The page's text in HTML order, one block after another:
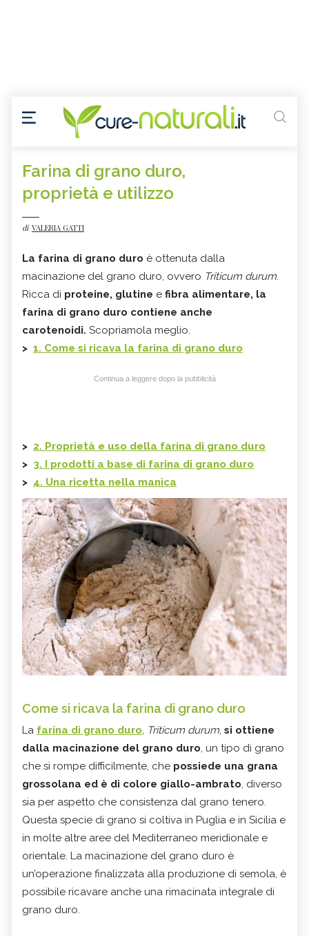
Farina di grano duro,
proprietà e utilizzo
di VALERIA GATTI
La farina di grano duro è ottenuta dalla
macinazione del grano duro, ovvero Triticum durum.
Ricca di proteine, glutine e fibra alimentare, la
farina di grano duro contiene anche
carotenoidi. Scopriamola meglio.
> 1. Come si ricava la farina di grano duro
Continua a leggere dopo la pubblicità
> 2. Proprietà e uso della farina di grano duro
> 3. I prodotti a base di farina di grano duro
> 4. Una ricetta nella manica
Come si ricava la farina di grano duro
La farina di grano duro, Triticum durum, si ottiene
dalla macinazione del grano duro, un tipo di grano
che si rompe difficilmente, che possiede una grana
grossolana ed è di colore giallo-ambrato, diverso
sia per aspetto che consistenza dal grano tenero.
Questa specie di grano si coltiva in Puglia e in Sicilia e
in molte altre aree del Mediterraneo meridionale e
orientale. La macinazione del grano duro è
un’operazione finalizzata alla produzione di semola, è
possibile ricavare anche una rimacinata integrale di
grano duro.